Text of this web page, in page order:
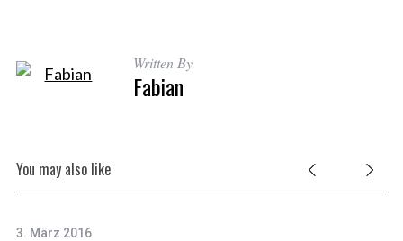
Written By
Fabian
You may also like
3. März 2016